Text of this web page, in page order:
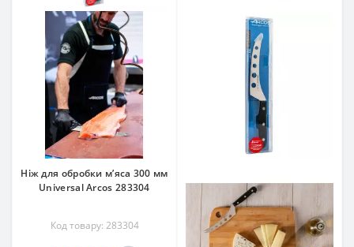
Ніж для обробки м’яса 300 мм
Universal Arcos 283304
Код товару: 283304